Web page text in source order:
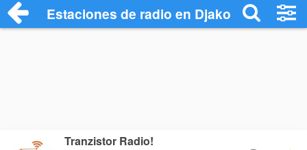
Estaciones de radio en Djakovo -
Tranzistor Radio!